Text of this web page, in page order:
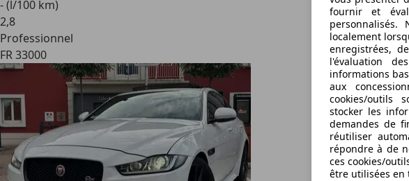
- (l/100 km)
2,8
Professionnel
FR 33000
fournir et
personnalisés.
localement
enregistrées,
l'évaluation
informations
aux
cookies/outils
stocker les
demandes de
réutiliser
répondre à de
ces cookies/
être utilisées en